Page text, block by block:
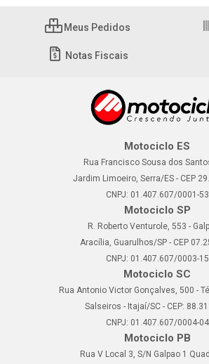
Meus Pedidos
Notas Fiscais
Motociclo ES
Rua Francisco Sousa dos
Jardim Limoeiro, Serra/ES - CEP
CNPJ: 01.407.607/0001-53
Motociclo SP
R. Roberto Venturole, 553 -
Aracília, Guarulhos/SP - CEP
CNPJ: 01.407.607/0003-15
Motociclo SC
Rua Antonio Victor Gonçalves, 500 -
Salseiros - Itajaí/SC - CEP:
CNPJ: 01.407.607/0004-04
Motociclo PB
Rua V Local 3, S/N Galpao 1